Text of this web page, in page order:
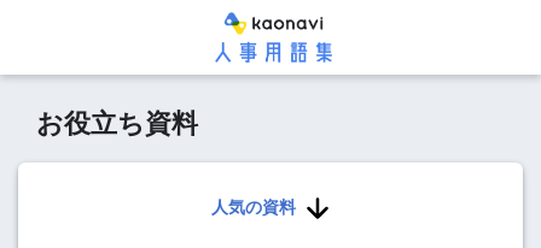
お役立ち資料
人気の資料